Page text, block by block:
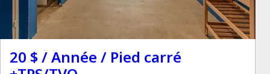
20 $ / Année / Pied carré